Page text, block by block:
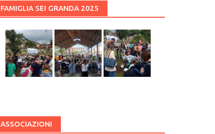
FAMIGLIA SEI GRANDA 2025
ASSOCIAZIONI